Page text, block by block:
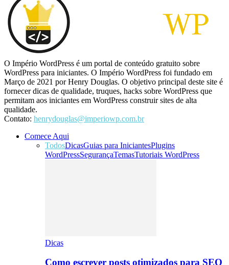
O Império WordPress é um portal de conteúdo gratuito sobre
WordPress para iniciantes. O Império WordPress foi fundado em
Março de 2021 por Henry Douglas. O objetivo principal deste site é
fornecer dicas de qualidade, truques, hacks sobre WordPress que
permitam aos iniciantes em WordPress construir sites de alta
qualidade.
Contato: henrydouglas@imperiowp.com.br
Comece Aqui
TodosDicasGuias para IniciantesPlugins
WordPressSegurançaTemasTutoriais WordPress
Dicas
Como escrever posts otimizados para SEO